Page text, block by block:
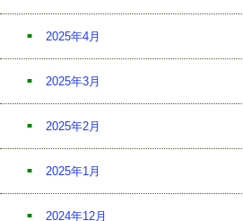
2025年4月
2025年3月
2025年2月
2025年1月
2024年12月